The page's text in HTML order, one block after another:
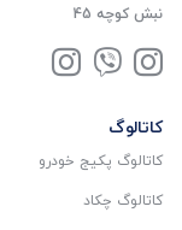
نبش کوچه 45
کاتالوگ
کاتالوگ پکیج خودرو
کاتالوگ چکاد